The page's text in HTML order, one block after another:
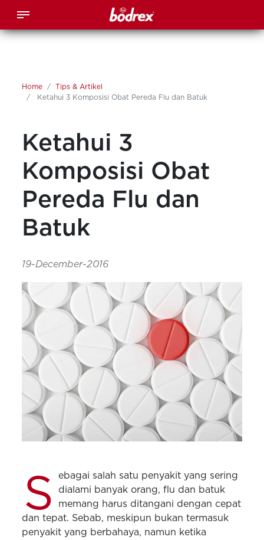
Home
Tips & Artikel
Ketahui 3 Komposisi Obat Pereda Flu dan Batuk
Ketahui 3
Komposisi Obat
Pereda Flu dan
Batuk
19-December-2016
S
ebagai salah satu penyakit yang sering
dialami banyak orang, flu dan batuk
memang harus ditangani dengan cepat
dan tepat. Sebab, meskipun bukan termasuk
penyakit yang berbahaya, namun ketika